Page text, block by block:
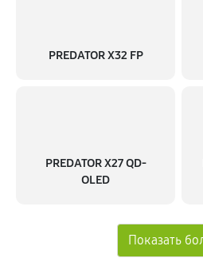
PREDATOR X32 FP
PREDATOR X27 QD-
OLED